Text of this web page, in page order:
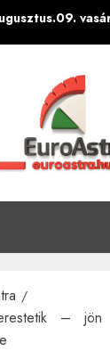
– jön